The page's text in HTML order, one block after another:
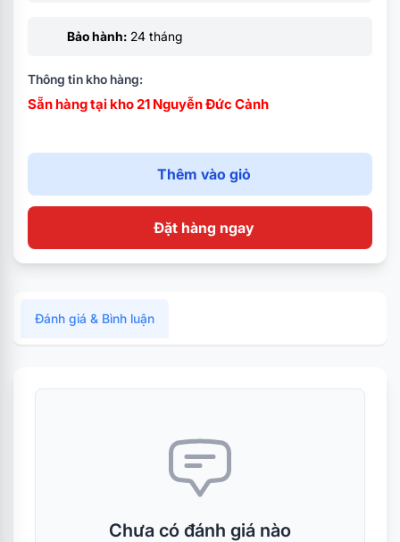
Hỗ trợ chuẩn ONVIF, cổng LAN, tích hợp 2 ăng-ten
Bảo hành: 24 tháng
Thông tin kho hàng:
Sẵn hàng tại kho 21 Nguyễn Đức Cảnh
Thêm vào giỏ
Đặt hàng ngay
Đánh giá & Bình luận
Chưa có đánh giá nào